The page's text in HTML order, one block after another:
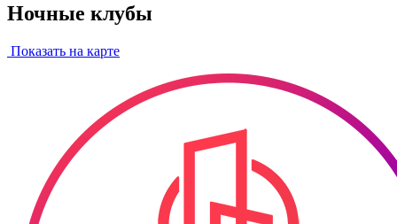
Ночные клубы
Показать на карте